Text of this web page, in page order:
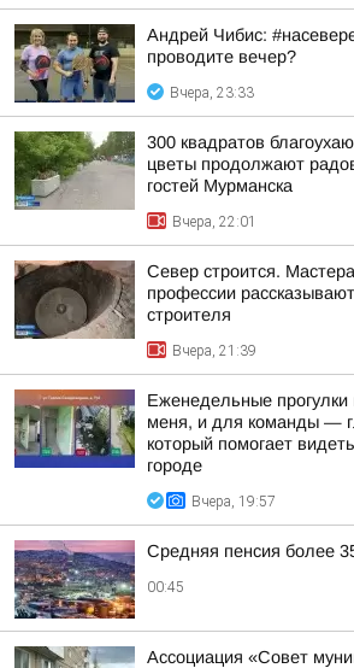
Андрей Чибис:
проводите вечер?
Вчера, 23:33
300 квадратов
цветы продолжают
гостей Мурманска
Вчера, 22:01
Север строится.
профессии
строителя
Вчера, 21:39
Еженедельные прогулки
меня, и для команды —
который помогает
городе
Вчера, 19:57
Средняя пенсия более
00:45
Ассоциация «Совет